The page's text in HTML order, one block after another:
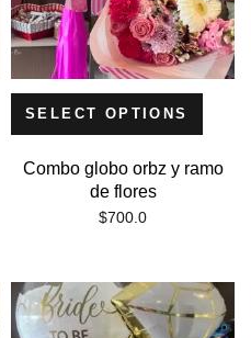
SELECT OPTIONS
Combo globo orbz y ramo
de flores
$700.0